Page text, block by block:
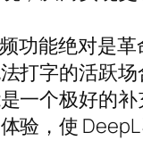
功能绝对是
打字的活跃
一个极好的
验，使